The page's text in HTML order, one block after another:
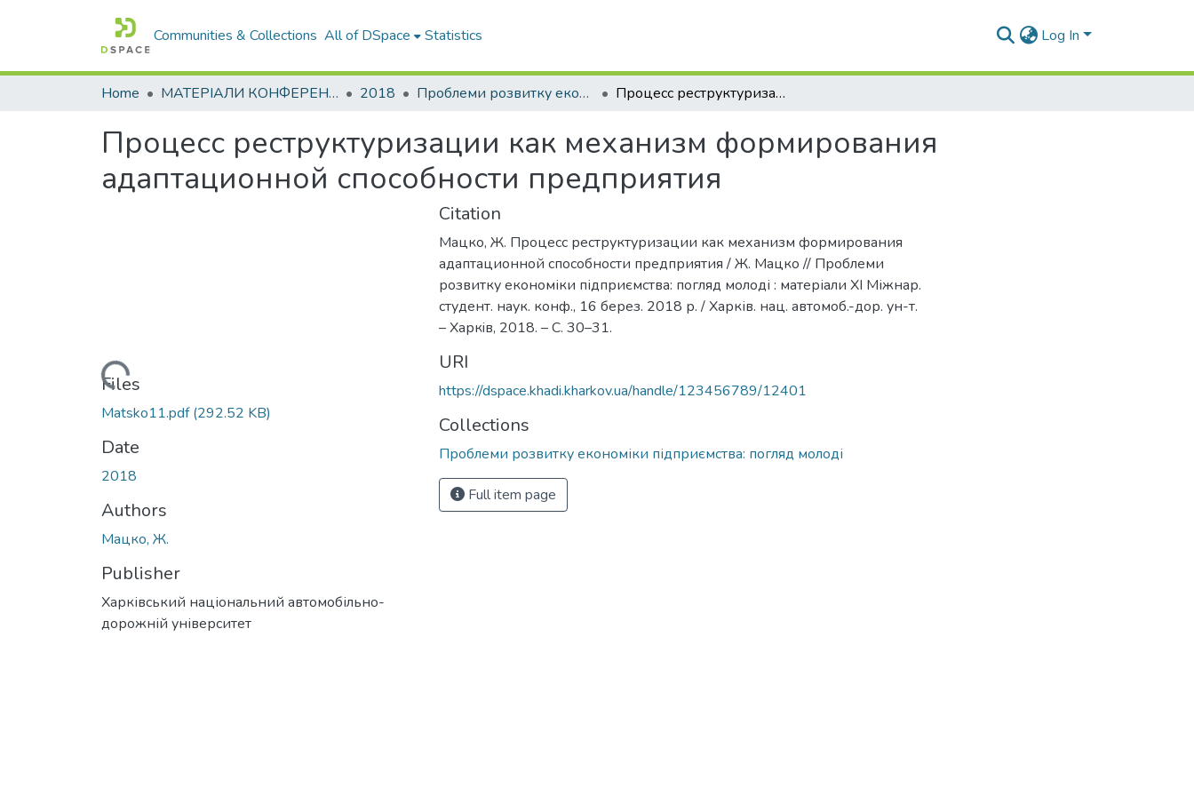
Communities & Collections All of DSpace Statistics Log In
Home МАТЕРІАЛИ КОНФЕРЕНЦІЙ 2018 Проблеми розвитку економіки підприємства: погляд молоді Процесс реструктуризации как механизм формирования адаптационной способности предприятия
Процесс реструктуризации как механизм формирования
адаптационной способности предприятия
Loading...
Files
Matsko11.pdf(292.52 KB)
Date
2018
Authors
Мацко, Ж.
Publisher
Харківський національний автомобільно-
дорожній університет
Citation
Мацко, Ж. Процесс реструктуризации как механизм формирования
адаптационной способности предприятия / Ж. Мацко // Проблеми
розвитку економіки підприємства: погляд молоді : матеріали ХІ Міжнар.
студент. наук. конф., 16 берез. 2018 р. / Харків. нац. автомоб.-дор. ун-т.
– Харкiв, 2018. – С. 30–31.
URI
https://dspace.khadi.kharkov.ua/handle/123456789/12401
Collections
Проблеми розвитку економіки підприємства: погляд молоді
Full item page